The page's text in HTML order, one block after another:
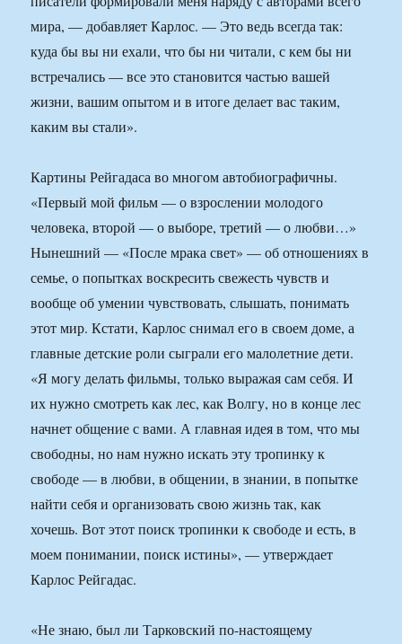
мира, — добавляет Карлос. — Это ведь всегда так:
куда бы вы ни ехали, что бы ни читали, с кем бы ни
встречались — все это становится частью вашей
жизни, вашим опытом и в итоге делает вас таким,
каким вы стали».
Картины Рейгадаса во многом автобиографичны.
«Первый мой фильм — о взрослении молодого
человека, второй — о выборе, третий — о любви…»
Нынешний — «После мрака свет» — об отношениях в
семье, о попытках воскресить свежесть чувств и
вообще об умении чувствовать, слышать, понимать
этот мир. Кстати, Карлос снимал его в своем доме, а
главные детские роли сыграли его малолетние дети.
«Я могу делать фильмы, только выражая сам себя. И
их нужно смотреть как лес, как Волгу, но в конце лес
начнет общение с вами. А главная идея в том, что мы
свободны, но нам нужно искать эту тропинку к
свободе — в любви, в общении, в знании, в попытке
найти себя и организовать свою жизнь так, как
хочешь. Вот этот поиск тропинки к свободе и есть, в
моем понимании, поиск истины», — утверждает
Карлос Рейгадас.
«Не знаю, был ли Тарковский по-настоящему